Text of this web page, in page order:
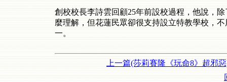
創校校長李詩雲回顧25年前設校過程，他說，
麼理解，但花蓮民眾卻很支持設立特教學校，
一。
上一篇(莎莉賽隆《玩命8》超邪